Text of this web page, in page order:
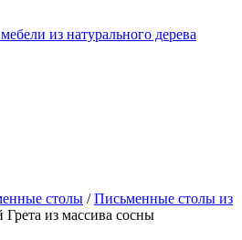
из натурального дерева
столы /Письменные столы из
из массива сосны